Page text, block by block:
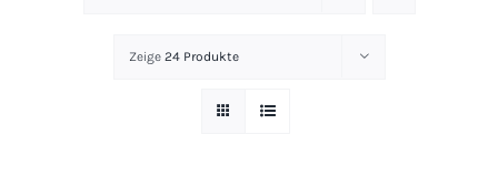
Zeige 24 Produkte